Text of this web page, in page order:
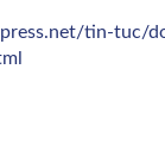
tin-tuc/